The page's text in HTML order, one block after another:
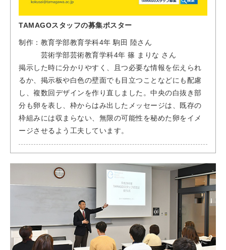
TAMAGOスタッフの募集ポスター
制作：教育学部教育学科4年 駒田 陸さん
芸術学部芸術教育学科4年 篠 まりな さん
掲示した時に分かりやすく、且つ必要な情報を伝えられ
るか、掲示板や白色の壁面でも目立つことなどにも配慮
し、複数回デザインを作り直しました。中央の白抜き部
分も卵を表し、枠からはみ出したメッセージは、既存の
枠組みには収まらない、無限の可能性を秘めた卵をイメ
ージさせるよう工夫しています。